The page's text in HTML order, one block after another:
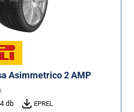
Asimmetrico 2 AMP
db EPREL